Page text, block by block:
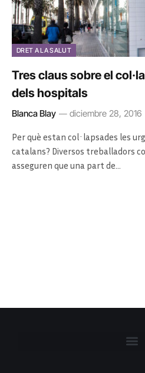
DRET A LA SALUT
Tres claus sobre el
dels hospitals
Blanca Blay diciembre 28, 2016
Per què estan col·lapsades les
catalans? Diversos treballadors
asseguren que una part de…